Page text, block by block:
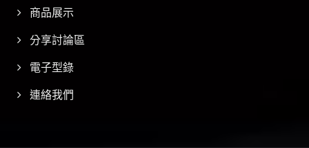
商品展示
分享討論區
電子型錄
連絡我們